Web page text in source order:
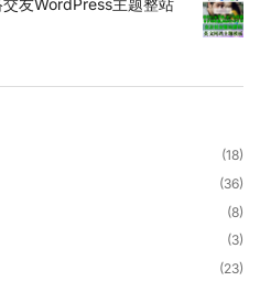
友WordPress主题整站
(18)
(36)
(8)
(3)
(23)